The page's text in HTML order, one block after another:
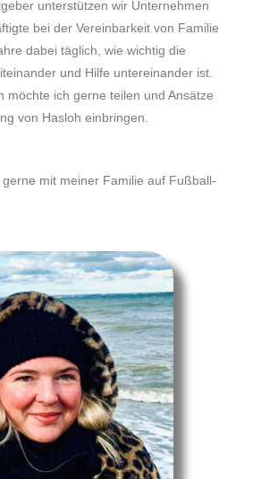
unterstützen wir Unternehmen
bei der Vereinbarkeit von Familie
dabei täglich, wie wichtig die
und Hilfe untereinander ist.
möchte ich gerne teilen und Ansätze
von Hasloh einbringen.
mit meiner Familie auf Fußball-